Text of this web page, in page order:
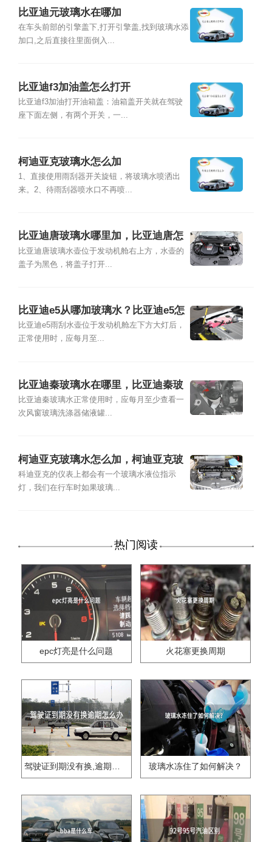
比亚迪元玻璃水在哪加
在车头前部的引擎盖下,打开引擎盖,找到玻璃水添
加口,之后直接往里面倒入...
比亚迪f3加油盖怎么打开
比亚迪f3加油打开油箱盖：油箱盖开关就在驾驶
座下面左侧，有两个开关，一...
柯迪亚克玻璃水怎么加
1、直接使用雨刮器开关旋钮，将玻璃水喷洒出
来。2、待雨刮器喷水口不再喷...
比亚迪唐玻璃水哪里加，比亚迪唐怎
么加玻璃水
比亚迪唐玻璃水壶位于发动机舱右上方，水壶的
盖子为黑色，将盖子打开...
比亚迪e5从哪加玻璃水？比亚迪e5怎
么加玻璃水
比亚迪e5雨刮水壶位于发动机舱左下方大灯后，
正常使用时，应每月至...
比亚迪秦玻璃水在哪里，比亚迪秦玻
璃水怎么加
比亚迪秦玻璃水正常使用时，应每月至少查看一
次风窗玻璃洗涤器储液罐...
柯迪亚克玻璃水怎么加，柯迪亚克玻
璃水加多少升
科迪亚克的仪表上都会有一个玻璃水液位指示
灯，我们在行车时如果玻璃...
热门阅读
epc灯亮是什么问题 火花塞更换周期
驾驶证到期没有换,逾期怎么办?? 玻璃水冻住了如何解决？